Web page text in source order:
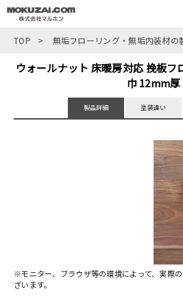
TOP > 無垢フローリング・無垢内装材の
ウォールナット 床暖房対応 挽板
巾 12mm厚
製品詳細 塗装違い
※モニター、ブラウザ等の環境によって、実際
ざいます。